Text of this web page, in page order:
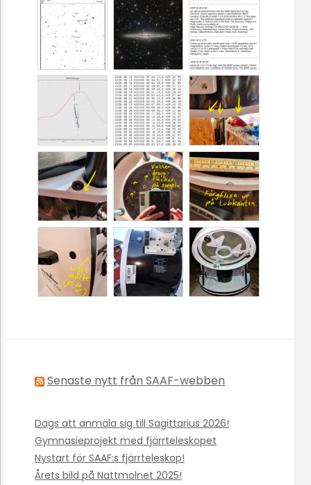
Senaste nytt från SAAF-webben
Dags att anmäla sig till Sagittarius 2026!
Gymnasieprojekt med fjärrteleskopet
Nystart för SAAF:s fjärrteleskop!
Årets bild på Nattmolnet 2025!